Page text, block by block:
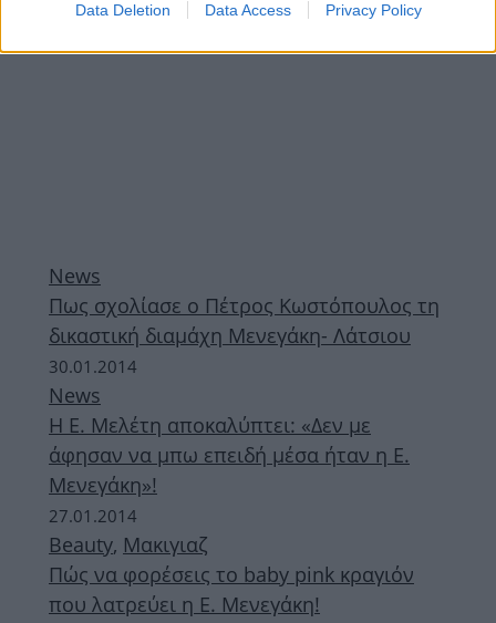
Data Deletion Data Access Privacy Policy
News
Πως σχολίασε ο Πέτρος Κωστόπουλος τη
δικαστική διαμάχη Μενεγάκη- Λάτσιου
30.01.2014
News
Η Ε. Μελέτη αποκαλύπτει: «Δεν με
άφησαν να μπω επειδή μέσα ήταν η Ε.
Μενεγάκη»!
27.01.2014
Beauty, Μακιγιαζ
Πώς να φορέσεις το baby pink κραγιόν
που λατρεύει η Ε. Μενεγάκη!